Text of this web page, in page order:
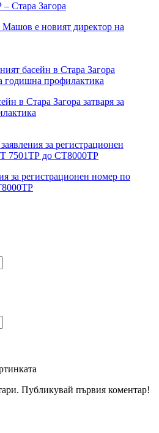
е новият директор на
в Стара Загора затваря за
за регистрационен номер по
Публикувай първия коментар!